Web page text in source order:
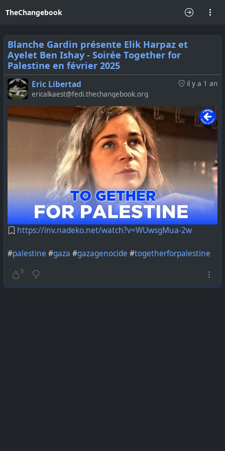
TheChangebook
Blanche Gardin présente Elik Harpaz et
Ayelet Ben Ishay - Soirée Together for
Palestine en février 2025
il y a 1 an
Eric Libertad
ericalkaest@fedi.thechangebook.org
https://inv.nadeko.net/watch?v=WUwsgMua-2w
#palestine #gaza #gazagenocide #togetherforpalestine
3